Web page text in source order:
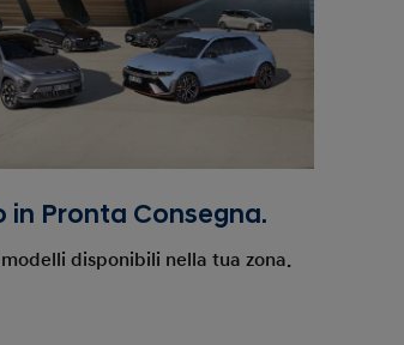
in Pronta Consegna.
disponibili nella tua zona.